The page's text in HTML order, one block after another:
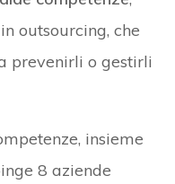
outsourcing, che
prevenirli o gestirli
insieme
8 aziende